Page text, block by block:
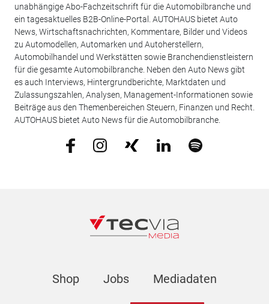
unabhängige Abo-Fachzeitschrift für die Automobilbranche und
ein tagesaktuelles B2B-Online-Portal. AUTOHAUS bietet Auto
News, Wirtschaftsnachrichten, Kommentare, Bilder und Videos
zu Automodellen, Automarken und Autoherstellern,
Automobilhandel und Werkstätten sowie Branchendienstleistern
für die gesamte Automobilbranche. Neben den Auto News gibt
es auch Interviews, Hintergrundberichte, Marktdaten und
Zulassungszahlen, Analysen, Management-Informationen sowie
Beiträge aus den Themenbereichen Steuern, Finanzen und Recht.
AUTOHAUS bietet Auto News für die Automobilbranche.
Shop Jobs Mediadaten